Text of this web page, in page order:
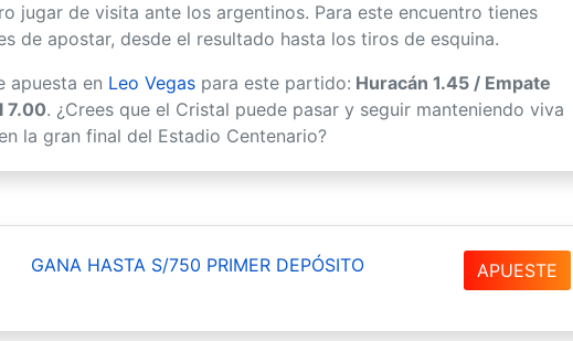
jugar de visita ante los argentinos. Para este encuentro tienes
de apostar, desde el resultado hasta los tiros de esquina.
apuesta en Leo Vegas para este partido: Huracán 1.45 / Empate
7.00. ¿Crees que el Cristal puede pasar y seguir manteniendo viva
la gran final del Estadio Centenario?
GANA HASTA S/750 PRIMER DEPÓSITO APUESTE